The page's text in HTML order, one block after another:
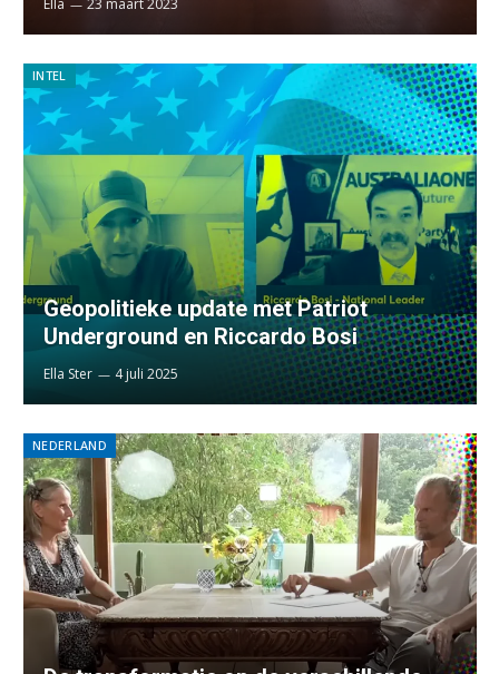
Ella 23 maart 2023
INTEL
Geopolitieke update met Patriot
Underground en Riccardo Bosi
Ella Ster 4 juli 2025
NEDERLAND